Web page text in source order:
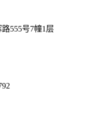
555号7幢1层